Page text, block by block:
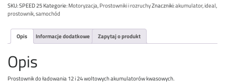
SKU:SPEED 25Kategorie:Motoryzacja,Prostowniki i rozruchyZnaczniki:akumulator,ideal,
prostownik,samochód
Opis Informacje dodatkowe Zapytaj o produkt
Opis
Prostownik do ładowania 12 i 24 woltowych akumulatorów kwasowych.